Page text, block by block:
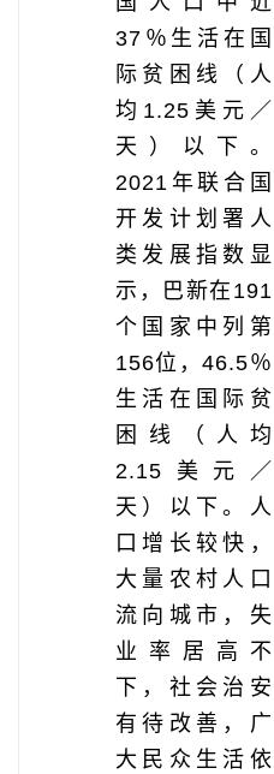
37％生活在国
际贫困线（人
均1.25美元／
天）以下。
2021年联合国
开发计划署人
类发展指数显
示，巴新在191
个国家中列第
156位，46.5％
生活在国际贫
困线（人均
2.15美元／
天）以下。人
口增长较快，
大量农村人口
流向城市，失
业率居高不
下，社会治安
有待改善，广
大民众生活依